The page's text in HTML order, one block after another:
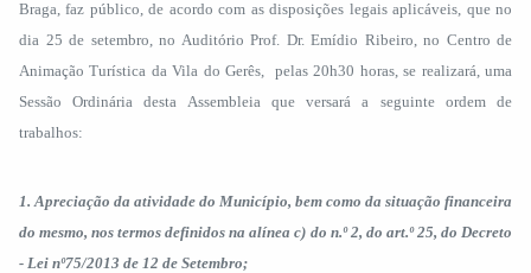
Braga, faz público, de acordo com as disposições legais aplicáveis, que no
dia 25 de setembro, no Auditório Prof. Dr. Emídio Ribeiro, no Centro de
Animação Turística da Vila do Gerês, pelas 20h30 horas, se realizará, uma
Sessão Ordinária desta Assembleia que versará a seguinte ordem de
trabalhos:
1. Apreciação da atividade do Município, bem como da situação financeira
do mesmo, nos termos definidos na alínea c) do n.º 2, do art.º 25, do Decreto
- Lei nº75/2013 de 12 de Setembro;